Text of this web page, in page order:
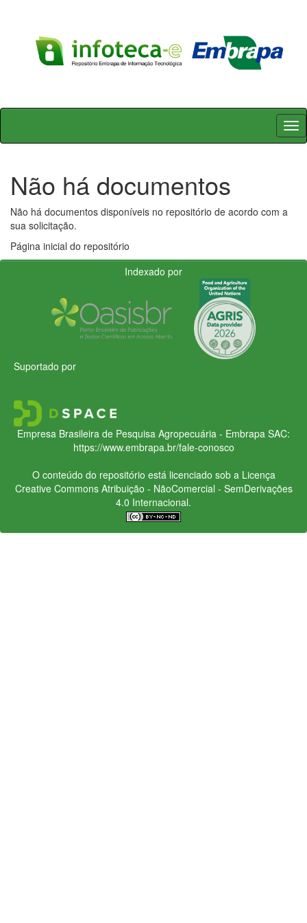
Skip
Não há documentos
Não há documentos disponíveis no repositório de acordo com a
sua solicitação.
Página inicial do repositório
Indexado por
Suportado por
Empresa Brasileira de Pesquisa Agropecuária - Embrapa SAC:
https://www.embrapa.br/fale-conosco
O conteúdo do repositório está licenciado sob a Licença
Creative CommonsAtribuição - NãoComercial - SemDerivações
4.0 Internacional.